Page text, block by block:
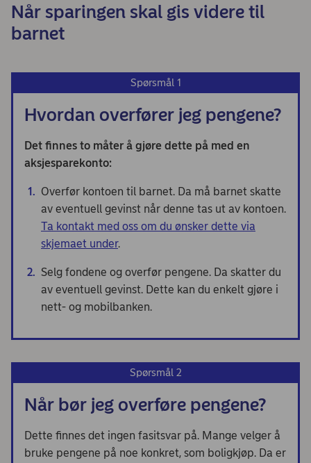
Når sparingen skal gis videre til
barnet
Spørsmål 1
Hvordan overfører jeg pengene?
Det finnes to måter å gjøre dette på med en
aksjesparekonto:
Overfør kontoen til barnet. Da må barnet skatte
av eventuell gevinst når denne tas ut av kontoen.
Ta kontakt med oss om du ønsker dette via
skjemaet under.
Selg fondene og overfør pengene. Da skatter du
av eventuell gevinst. Dette kan du enkelt gjøre i
nett- og mobilbanken.
Spørsmål 2
Når bør jeg overføre pengene?
Dette finnes det ingen fasitsvar på. Mange velger å
bruke pengene på noe konkret, som boligkjøp. Da er